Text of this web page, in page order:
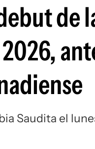
de
Saudita el